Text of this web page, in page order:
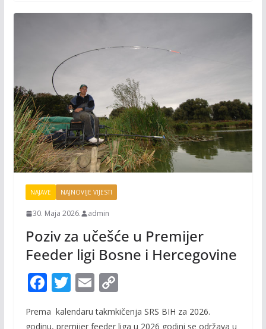
NAJAVE NAJNOVIJE VIJESTI
30. Maja 2026. admin
Poziv za učešće u Premijer
Feeder ligi Bosne i Hercegovine
F
ac
e
T
w
itt
E
m
ai
C
o
p
Prema kalendaru takmkičenja SRS BIH za 2026.
godinu, premijer feeder liga u 2026 godini se održava u